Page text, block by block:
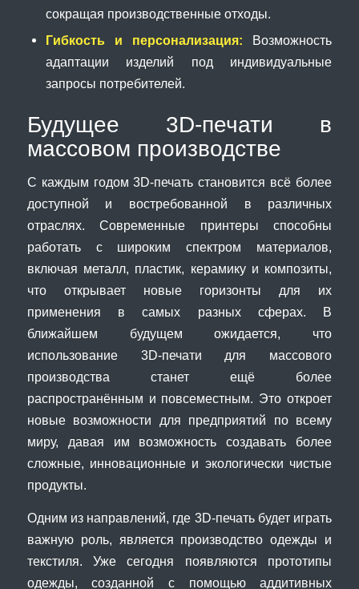
сокращая производственные отходы.
Гибкость и персонализация: Возможность
адаптации изделий под индивидуальные
запросы потребителей.
Будущее 3D-печати в
массовом производстве
С каждым годом 3D-печать становится всё более
доступной и востребованной в различных
отраслях. Современные принтеры способны
работать с широким спектром материалов,
включая металл, пластик, керамику и композиты,
что открывает новые горизонты для их
применения в самых разных сферах. В
ближайшем будущем ожидается, что
использование 3D-печати для массового
производства станет ещё более
распространённым и повсеместным. Это откроет
новые возможности для предприятий по всему
миру, давая им возможность создавать более
сложные, инновационные и экологически чистые
продукты.
Одним из направлений, где 3D-печать будет играть
важную роль, является производство одежды и
текстиля. Уже сегодня появляются прототипы
одежды, созданной с помощью аддитивных